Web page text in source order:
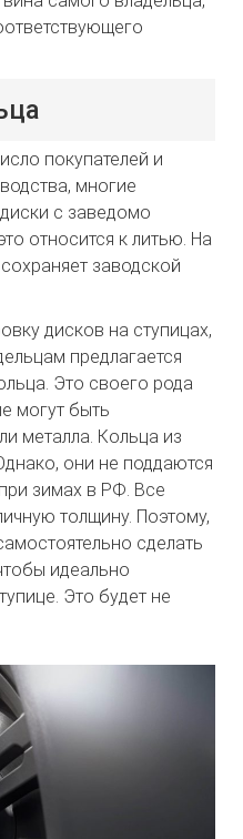
покупателей и
многие
с заведомо
относится к литью. На
заводской
дисков на ступицах,
предлагается
Это своего рода
могут быть
металла. Кольца из
они не поддаются
зимах в РФ. Все
толщину. Поэтому,
сделать
идеально
Это будет не